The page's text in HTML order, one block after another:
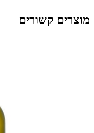
מוצרים קשורים